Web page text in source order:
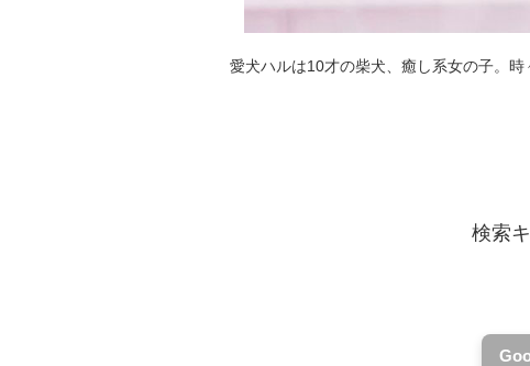
愛犬ハルは10才の柴犬、癒し系女の子。
検索